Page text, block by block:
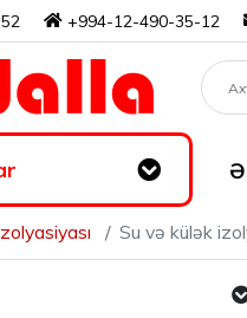
+994-12-490-35-12
Su və külək